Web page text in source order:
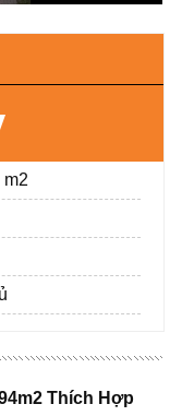
m2
Thích Hợp